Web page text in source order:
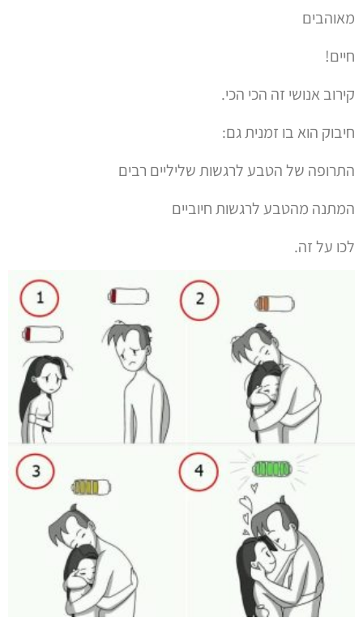
מאוהבים
חיים!
קירוב אנושי זה הכי הכי.
חיבוק הוא בו זמנית גם:
התרופה של הטבע לרגשות שליליים רבים
המתנה מהטבע לרגשות חיוביים
לכו על זה.